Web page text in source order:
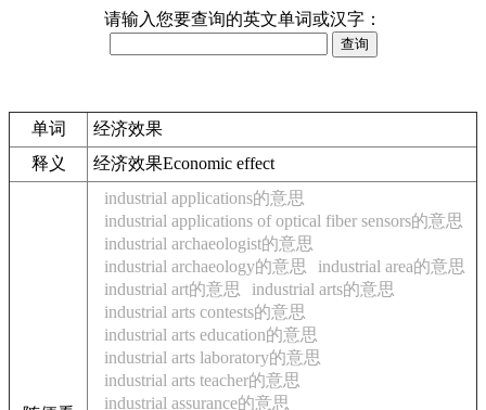
请输入您要查询的英文单词或汉字：
单词
经济效果
释义
经济效果Economic effect
industrial applications的意思
industrial applications of optical fiber sensors的意思
industrial archaeologist的意思
industrial archaeology的意思
industrial area的意思
industrial art的意思
industrial arts的意思
industrial arts contests的意思
industrial arts education的意思
industrial arts laboratory的意思
industrial arts teacher的意思
industrial assurance的意思